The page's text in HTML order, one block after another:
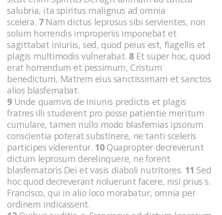
salubria, ita spiritus malignus ad omnia
scelera. 7Nam dictus leprosus sibi servientes, non
so­lum horrendis improperiis imponebat et
sagittabat iniuriis, sed, quod peius est, flagellis et
plagis multimodis vulnerabat. 8 Et super hoc, quod
erat horrendum et pessimum, Cristum
benedictum, Matrem eius sanctissimam et sanctos
alios blasfemabat.
9 Unde quamvis de iniuriis predictis et plagis
fratres illi studerent pro posse patientie meritum
cumulare, tamen nullo modo blasfemias ipsorum
conscientia poterat substinere, ne tanti sceleris
participes viderentur. 10Quapropter decreverunt
dictum leprosum derelinquere, ne forent
blasfematoris Dei et vasis diaboli nutritores. 11Sed
hoc quod decreverant noluerunt facere, nisi prius s.
Francisco, qui in alio loco morabatur, omnia per
ordinem indicassent.